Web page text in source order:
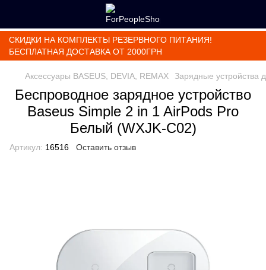
СКИДКИ НА КОМПЛЕКТЫ РЕЗЕРВНОГО ПИТАНИЯ!
БЕСПЛАТНАЯ ДОСТАВКА ОТ 2000ГРН
Аксессуары BASEUS, DEVIA, REMAX Зарядные устройства
Беспроводное зарядное устройство
Baseus Simple 2 in 1 AirPods Pro
Белый (WXJK-C02)
Артикул: 16516 Оставить отзыв